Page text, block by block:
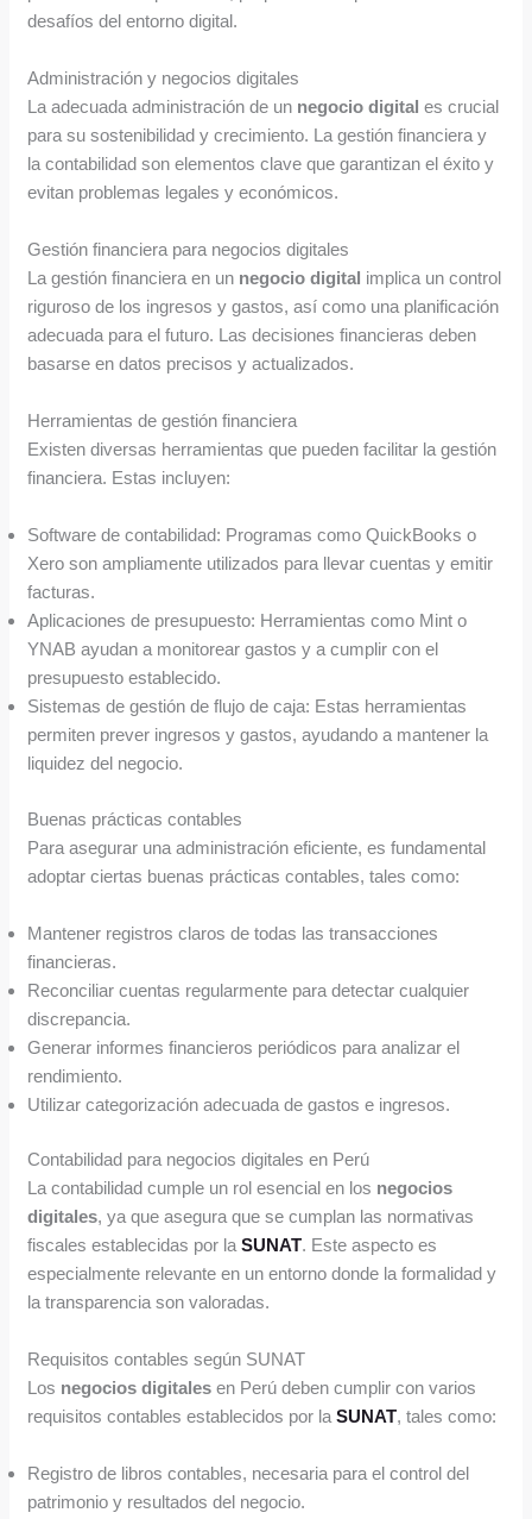
desafíos del entorno digital.
Administración y negocios digitales
La adecuada administración de un negocio digital es crucial
para su sostenibilidad y crecimiento. La gestión financiera y
la contabilidad son elementos clave que garantizan el éxito y
evitan problemas legales y económicos.
Gestión financiera para negocios digitales
La gestión financiera en un negocio digital implica un control
riguroso de los ingresos y gastos, así como una planificación
adecuada para el futuro. Las decisiones financieras deben
basarse en datos precisos y actualizados.
Herramientas de gestión financiera
Existen diversas herramientas que pueden facilitar la gestión
financiera. Estas incluyen:
Software de contabilidad: Programas como QuickBooks o
Xero son ampliamente utilizados para llevar cuentas y emitir
facturas.
Aplicaciones de presupuesto: Herramientas como Mint o
YNAB ayudan a monitorear gastos y a cumplir con el
presupuesto establecido.
Sistemas de gestión de flujo de caja: Estas herramientas
permiten prever ingresos y gastos, ayudando a mantener la
liquidez del negocio.
Buenas prácticas contables
Para asegurar una administración eficiente, es fundamental
adoptar ciertas buenas prácticas contables, tales como:
Mantener registros claros de todas las transacciones
financieras.
Reconciliar cuentas regularmente para detectar cualquier
discrepancia.
Generar informes financieros periódicos para analizar el
rendimiento.
Utilizar categorización adecuada de gastos e ingresos.
Contabilidad para negocios digitales en Perú
La contabilidad cumple un rol esencial en los negocios
digitales, ya que asegura que se cumplan las normativas
fiscales establecidas por laSUNAT. Este aspecto es
especialmente relevante en un entorno donde la formalidad y
la transparencia son valoradas.
Requisitos contables según SUNAT
Los negocios digitales en Perú deben cumplir con varios
requisitos contables establecidos por laSUNAT, tales como:
Registro de libros contables, necesaria para el control del
patrimonio y resultados del negocio.